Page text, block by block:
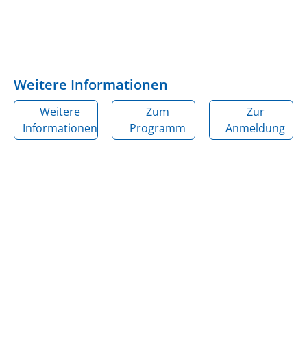
Weitere Informationen
Weitere
Informationen
Zum
Programm
Zur
Anmeldung